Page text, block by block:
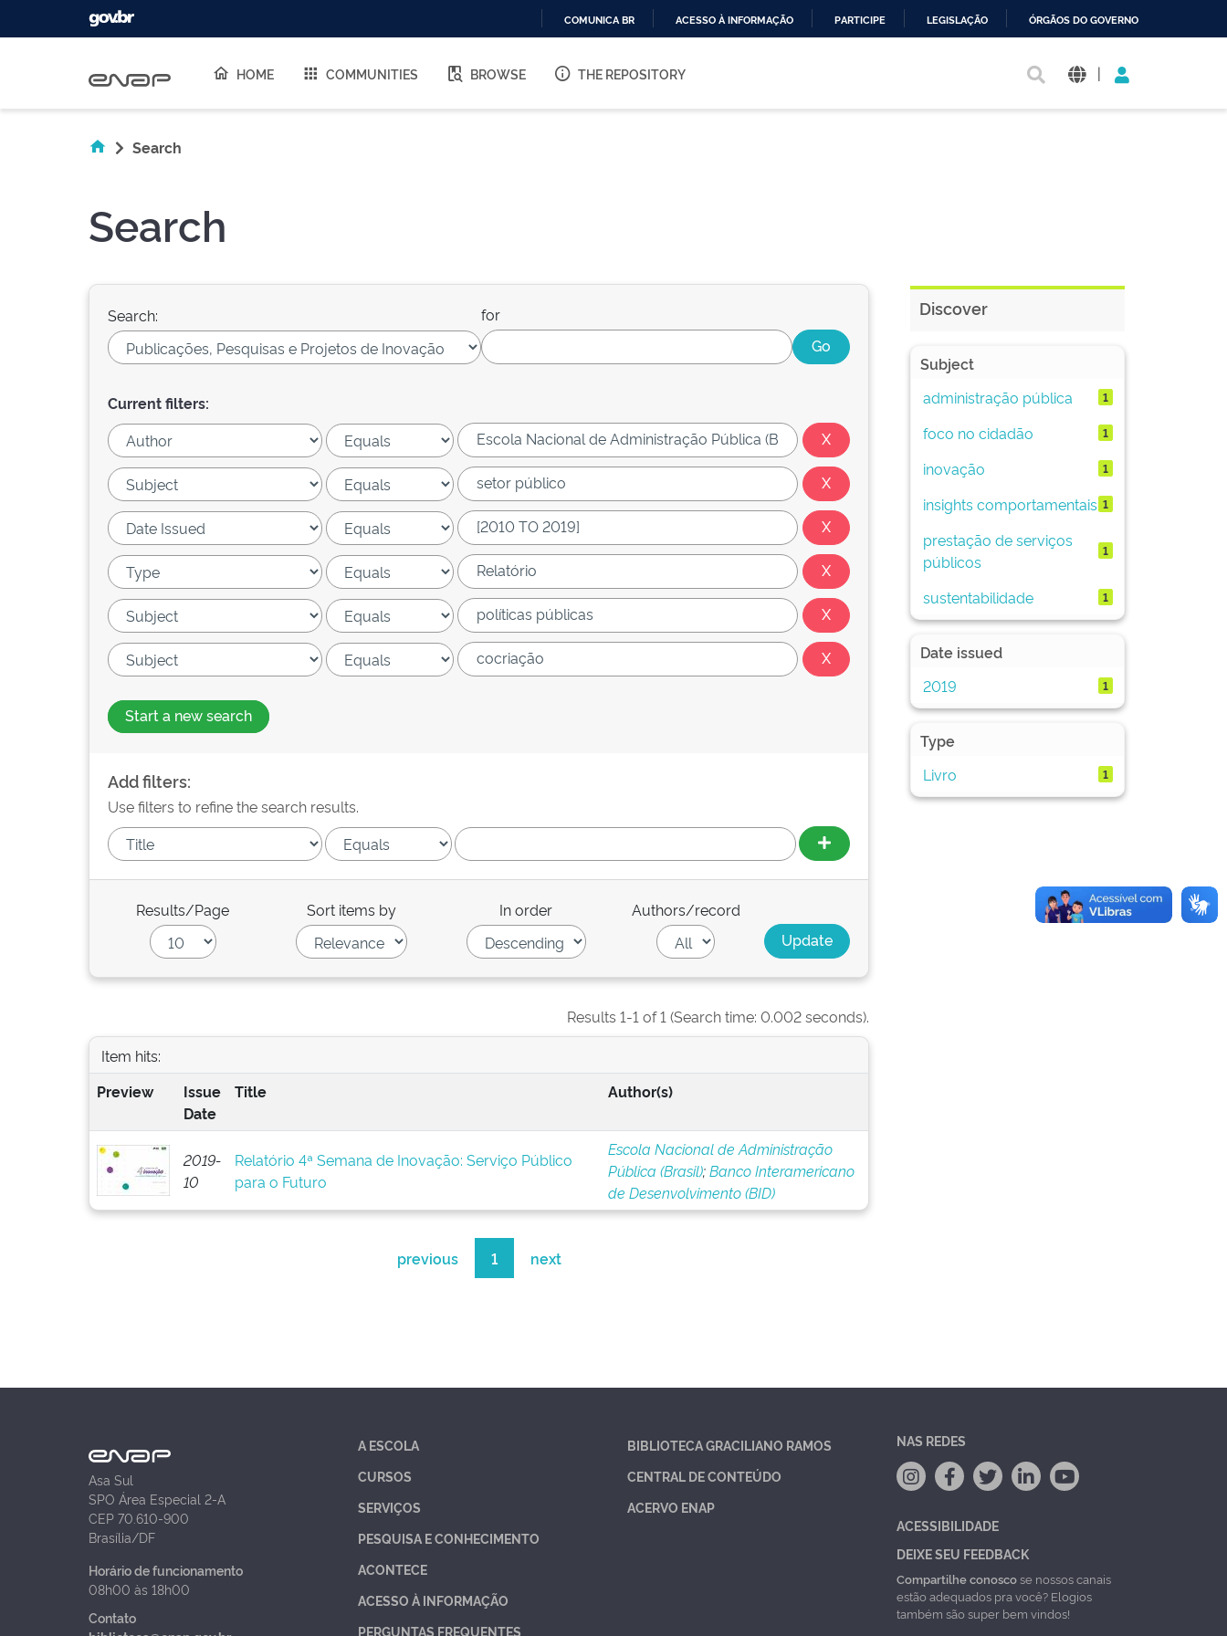
O
COMUNICA BR ACESSO À INFORMAÇÃO PARTICIPE LEGISLAÇÃO ÓRGÃOS DO GOVERNO
HOME COMMUNITIES BROWSE THE REPOSITORY |
Search
Search
Search: for
Current filters:
Start a new search
Add filters:
Use filters to refine the search results.
Results/Page Sort items by In order Authors/record
Results 1-1 of 1 (Search time: 0.002 seconds).
Item hits:
Preview
Issue
Date
Title Author(s)
2019-
10
Relatório 4ª Semana de Inovação: Serviço Público
para o Futuro
Escola Nacional de Administração
Pública (Brasil);Banco Interamericano
de Desenvolvimento (BID)
previous 1 next
Discover
Subject
administração pública
1
foco no cidadão 1
inovação 1
insights comportamentais 1
prestação de serviços
públicos
1
sustentabilidade 1
Date issued
2019
1
Type
Livro
1
Asa Sul
SPO Área Especial 2-A
CEP 70.610-900
Brasília/DF
Horário de funcionamento
08h00 às 18h00
Contato
A ESCOLA
CURSOS
SERVIÇOS
PESQUISA E CONHECIMENTO
ACONTECE
ACESSO À INFORMAÇÃO
PERGUNTAS FREQUENTES
BIBLIOTECA GRACILIANO RAMOS
CENTRAL DE CONTEÚDO
ACERVO ENAP
NAS REDES
ACESSIBILIDADE
DEIXE SEU FEEDBACK
Compartilhe conoscose nossos canais
estão adequados pra você? Elogios
também são super bem vindos!